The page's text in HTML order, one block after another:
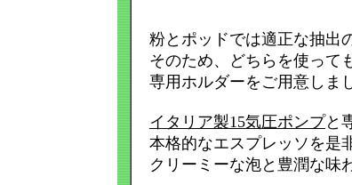
粉とポッドでは適正な抽出
そのため、どちらを使って
専用ホルダーをご用意しま
イタリア製15気圧ポンプと
本格的なエスプレッソを是
クリーミーな泡と豊潤な味